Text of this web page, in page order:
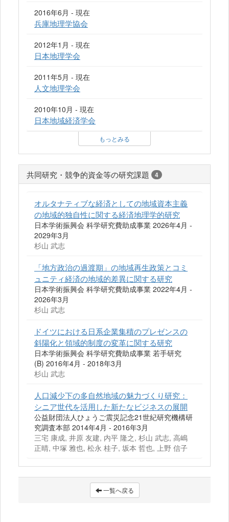
2016年6月 - 現在
兵庫地理学協会
2012年1月 - 現在
日本地理学会
2011年5月 - 現在
人文地理学会
2010年10月 - 現在
日本地域経済学会
もっとみる
共同研究・競争的資金等の研究課題 4
オルタナティブな経済としての地域資本主義
の地域的独自性に関する経済地理学的研究
日本学術振興会 科学研究費助成事業 2026年4月 -
2029年3月
杉山 武志
「地方政治の過渡期」の地域再生政策とコミ
ュニティ経済の地域的差異に関する研究
日本学術振興会 科学研究費助成事業 2022年4月 -
2026年3月
杉山 武志
ドイツにおける日系企業集積のプレゼンスの
斜陽化と領域的制度の変革に関する研究
日本学術振興会 科学研究費助成事業 若手研究
(B) 2016年4月 - 2018年3月
杉山 武志
人口減少下の多自然地域の魅力づくり研究：
シニア世代を活用した新たなビジネスの展開
公益財団法人ひょうご震災記念21世紀研究機構研
究調査本部 2014年4月 - 2016年3月
三宅 康成, 井原 友建, 内平 隆之, 杉山 武志, 高嶋
正晴, 中塚 雅也, 松永 桂子, 坂本 哲也, 上野 信子
一覧へ戻る